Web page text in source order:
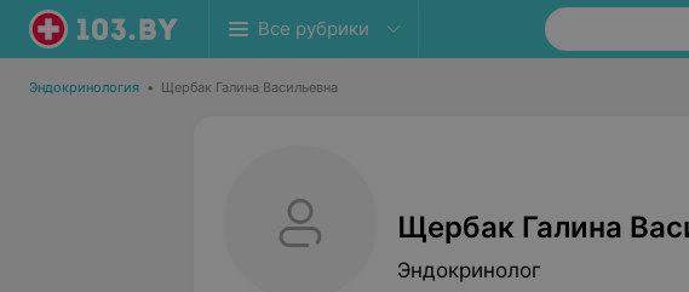
Все рубрики
Эндокринология • Щербак Галина Васильевна
Щербак Галина
Эндокринолог